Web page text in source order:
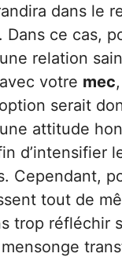
dans le
Dans ce cas,
relation
votre mec
serait
une attitude
d’intensifier
Cependant,
tout de
trop réfléchir